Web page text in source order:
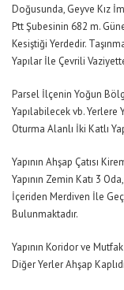
Doğusunda, Geyve Kız
Ptt Şubesinin 682 m.
Kesiştiği Yerdedir.
Yapılar İle Çevrili
Parsel İlçenin Yoğun
Yapılabilecek vb.
Oturma Alanlı İki Katlı
Yapının Ahşap Çatısı
Yapının Zemin Katı 3
İçeriden Merdiven İle
Bulunmaktadır.
Yapının Koridor ve
Diğer Yerler Ahşap